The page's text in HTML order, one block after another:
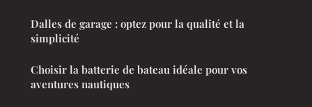
Dalles de garage : optez pour la qualité et la
simplicité
Choisir la batterie de bateau idéale pour vos
aventures nautiques